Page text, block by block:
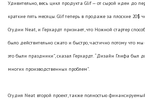
Удивительно, весь цикл продукта Glif — от сырой идеи до
краткие пять месяцы. Glif теперь в продаже за плоские 20$
Студии Neat, и Герхардт признает, что Ножной стартер
было действительно сжато и быстро, частично потому что
это были праздники”, сказал Герхардт. “Дизайн Глифа был
многих производственных проблем”.
Студия Neat второй проект, также полностью